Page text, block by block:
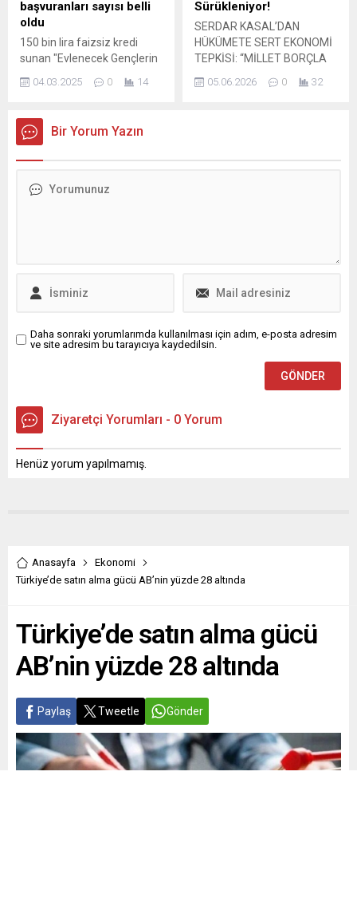
başvuranları sayısı belli
oldu
150 bin lira faizsiz kredi
sunan "Evlenecek Gençlerin
Desteklenmesi Projesi"ne
İstanbul'da 9 bin kişi
04.03.2025 0 14
Sürükleniyor!
SERDAR KASAL’DAN
HÜKÜMETE SERT EKONOMİ
TEPKİSİ: “MİLLET BORÇLA
YAŞAMAYA MAHKÛM
EDİLDİ” Aydınlık Geleceğin
dalgalanmalar ve...
05.06.2026 0 32
Bir Yorum Yazın
Daha sonraki yorumlarımda kullanılması için adım, e-posta adresim
ve site adresim bu tarayıcıya kaydedilsin.
Ziyaretçi Yorumları - 0 Yorum
Henüz yorum yapılmamış.
Anasayfa
Ekonomi
Türkiye’de satın alma gücü AB’nin yüzde 28 altında
Türkiye’de satın alma gücü
AB’nin yüzde 28 altında
Paylaş Tweetle Gönder